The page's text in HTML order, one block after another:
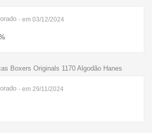
- em 03/12/2024
Boxers Originals 1170 Algodão Hanes
- em 29/11/2024